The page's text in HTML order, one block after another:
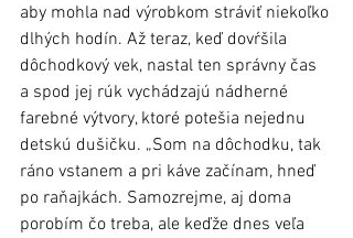
aby mohla nad výrobkom stráviť niekoľko
dlhých hodín. Až teraz, keď dovŕšila
dôchodkový vek, nastal ten správny čas
a spod jej rúk vychádzajú nádherné
farebné výtvory, ktoré potešia nejednu
detskú dušičku. „Som na dôchodku, tak
ráno vstanem a pri káve začínam, hneď
po raňajkách. Samozrejme, aj doma
porobím čo treba, ale keďže dnes veľa